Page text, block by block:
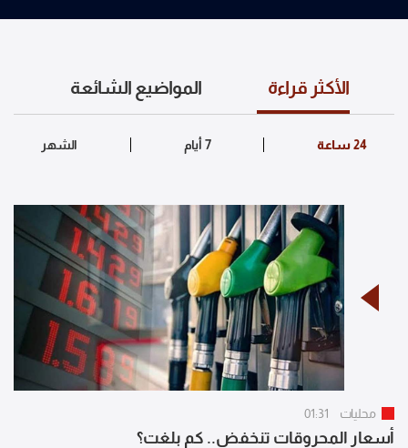
الأكثر قراءة المواضيع الشائعة
محليات 01:31
أسعار المحروقات تنخفض.. كم بلغت؟